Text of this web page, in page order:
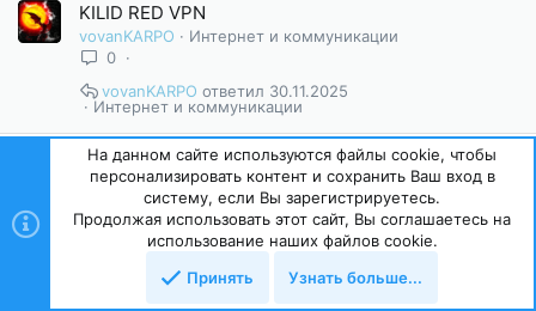
KILID RED VPN
vovanKARPO
Интернет и коммуникации
0
Интернет и коммуникации
30.11.2025
vovanKARPO
Portal WG Lite
vovanKARPO
Интернет и коммуникации
14.06.2026
vovanKARPO
На данном сайте используются файлы cookie, чтобы
персонализировать контент и сохранить Ваш вход в
систему, если Вы зарегистрируетесь.
Продолжая использовать этот сайт, Вы соглашаетесь на
использование наших файлов cookie.
Принять
Узнать больше...